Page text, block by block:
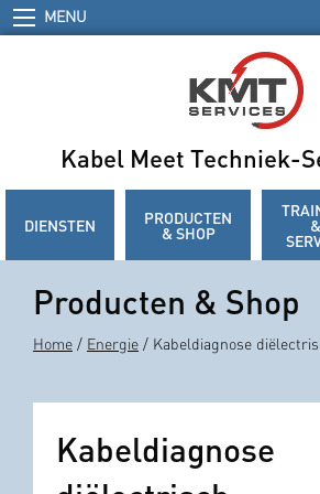
MENU
Kabel Meet Techniek-
DIENSTEN PRODUCTEN
& SHOP &
Producten & Shop
Home / Energie / Kabeldiagnose
Kabeldiagnose